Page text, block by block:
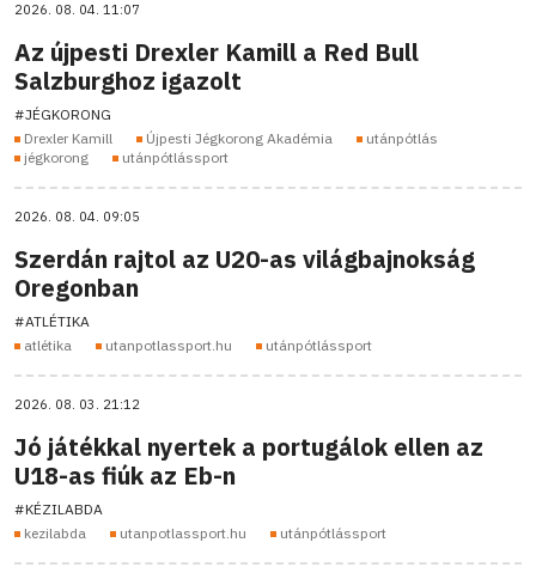
2026. 08. 04. 11:07
Az újpesti Drexler Kamill a Red Bull
Salzburghoz igazolt
#JÉGKORONG
Drexler Kamill
Újpesti Jégkorong Akadémia
utánpótlás
jégkorong
utánpótlássport
2026. 08. 04. 09:05
Szerdán rajtol az U20-as világbajnokság
Oregonban
#ATLÉTIKA
atlétika
utanpotlassport.hu utánpótlássport
2026. 08. 03. 21:12
Jó játékkal nyertek a portugálok ellen az
U18-as fiúk az Eb-n
#KÉZILABDA
kezilabda
utanpotlassport.hu utánpótlássport